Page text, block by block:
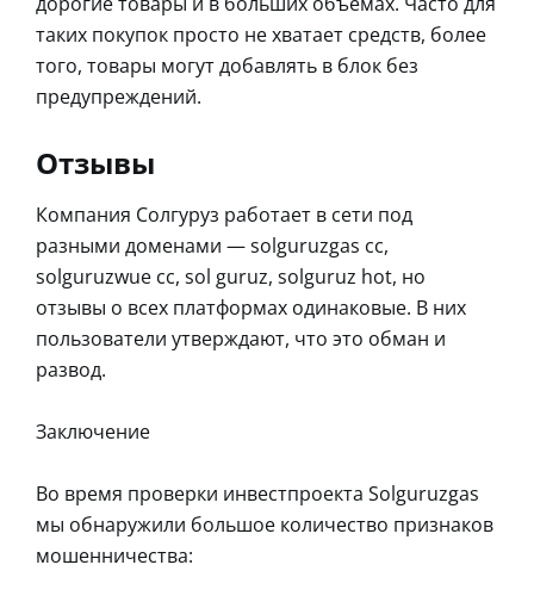
таких покупок просто не хватает средств, более
того, товары могут добавлять в блок без
предупреждений.
Отзывы
Компания Солгуруз работает в сети под
разными доменами — solguruzgas cc,
solguruzwue cc, sol guruz, solguruz hot, но
отзывы о всех платформах одинаковые. В них
пользователи утверждают, что это обман и
развод.
Заключение
Во время проверки инвестпроекта Solguruzgas
мы обнаружили большое количество признаков
мошенничества: